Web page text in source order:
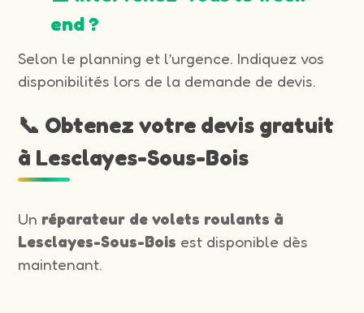
end ?
Selon le planning et l’urgence. Indiquez vos
disponibilités lors de la demande de devis.
📞 Obtenez votre devis gratuit
à Lesclayes-Sous-Bois
Un réparateur de volets roulants à
Lesclayes-Sous-Bois est disponible dès
maintenant.